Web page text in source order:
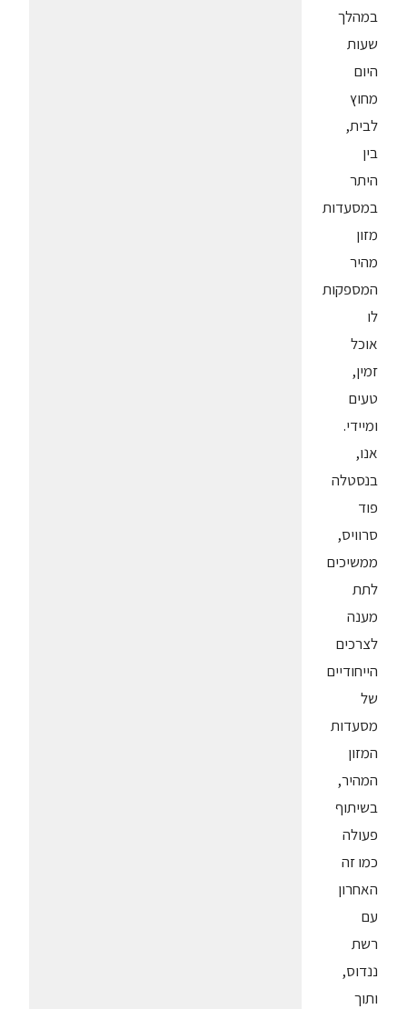
במהלך
שעות
היום
מחוץ
לבית,
בין
היתר
במסעדות
מזון
מהיר
המספקות
לו
אוכל
זמין,
טעים
ומיידי.
אנו,
בנסטלה
פוד
סרוויס,
ממשיכים
לתת
מענה
לצרכים
הייחודיים
של
מסעדות
המזון
המהיר,
בשיתוף
פעולה
כמו זה
האחרון
עם
רשת
ננדוס,
ותוך